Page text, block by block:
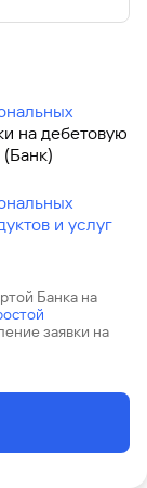
на дебетовую
и услуг
Банка на
заявки на